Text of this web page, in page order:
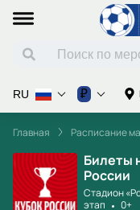
RU ₽
Главная Расписание
Билеты
России
Стадион
этап
0+